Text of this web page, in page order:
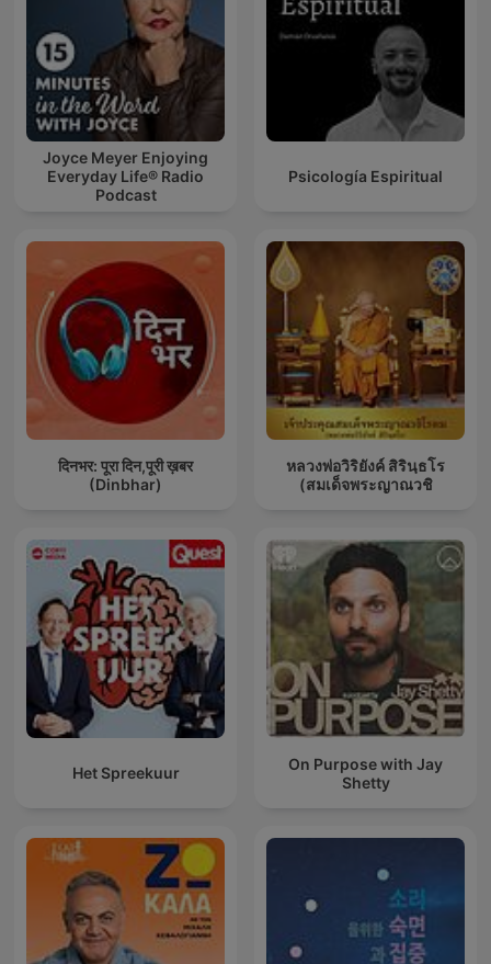
Joyce Meyer Enjoying
Everyday Life® Radio
Podcast
Psicología Espiritual
दिनभर: पूरा दिन,पूरी ख़बर
(Dinbhar)
หลวงพ่อวิริยังค์ สิรินฺธโร
(สมเด็จพระญาณวชิ
Het Spreekuur
On Purpose with Jay
Shetty